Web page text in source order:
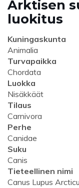
Arktisen
luokitus
Kuningaskunta
Animalia
Turvapaikka
Chordata
Luokka
Nisäkkäät
Tilaus
Carnivora
Perhe
Canidae
Suku
Canis
Tieteellinen nimi
Canus Lupus